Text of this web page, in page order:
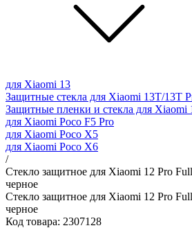
для Xiaomi 13
Защитные стекла для Xiaomi 13T/13T
Защитные пленки и стекла для Xiaomi
для Xiaomi Poco F5 Pro
для Xiaomi Poco X5
для Xiaomi Poco X6
/
Стекло защитное для Xiaomi 12 Pro
черное
Стекло защитное для Xiaomi 12 Pro
черное
Код товара: 2307128